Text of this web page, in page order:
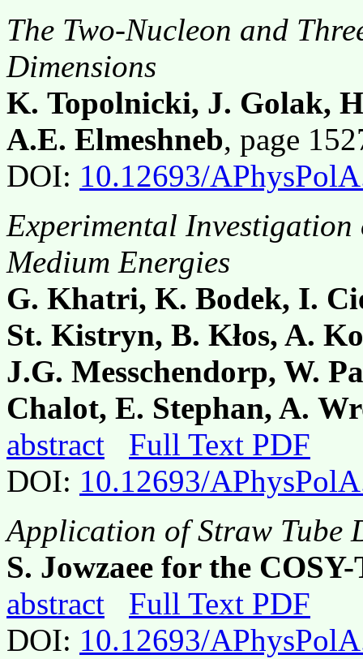
The Two-Nucleon and
Dimensions
K. Topolnicki, J. Golak,
A.E. Elmeshneb, page
DOI: 10.12693/
Experimental
Medium Energies
G. Khatri, K. Bodek, I.
St. Kistryn, B. Kłos, A.
J.G. Messchendorp, W.
Chalot, E. Stephan, A.
abstract
Full Text PDF
DOI: 10.12693/
Application of Straw Tube
S. Jowzaee for the
abstract
Full Text PDF
DOI: 10.12693/